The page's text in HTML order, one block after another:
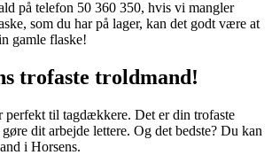
på telefon 50 360 350, hvis vi mangler
som du har på lager, kan det godt være at
gamle flaske!
trofaste troldmand!
perfekt til tagdækkere. Det er din trofaste
dit arbejde lettere. Og det bedste? Du kan
i Horsens.